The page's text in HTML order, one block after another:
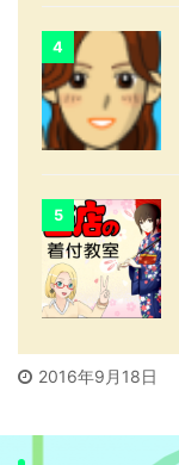
4
5
2016年9月18日